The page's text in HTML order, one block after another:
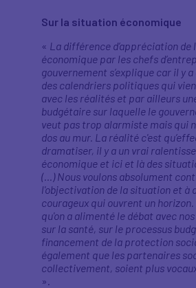
Sur la situation économique
« La différence d’appréciation de
économique par les chefs
gouvernement s’explique car il y
des calendriers politiques qui
avec les réalités et par ailleurs
budgétaire sur laquelle le
veut pas trop alarmiste mais qui
dos au mur. La réalité c'est
dramatiser, il y a un vrai
économique et ici et là des
(…) Nous voulons absolument
l'objectivation de la situation et à
courageux qui ouvrent un
qu'on a alimenté le débat avec
sur la santé, sur le processus
financement de la protection
également que les partenaires
collectivement, soient plus
».